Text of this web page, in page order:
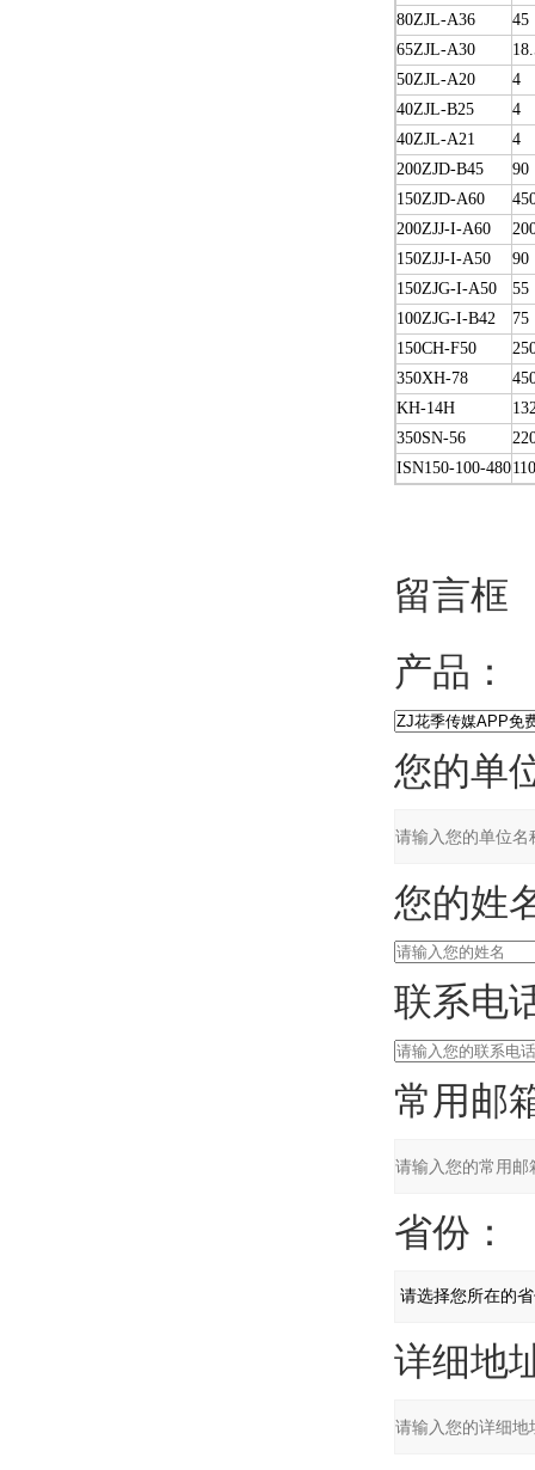
80ZJL-A36
45
65ZJL-A30
50ZJL-A20
4
40ZJL-B25
4
40ZJL-A21
4
200ZJD-B45
90
150ZJD-A60
200ZJJ-I-A60
150ZJJ-I-A50
90
150ZJG-I-A50
55
100ZJG-I-B42
75
150CH-F50
350XH-78
KH-14H
350SN-56
ISN150-100-480110
留言框
产品：
您的单位
您的姓名
联系电话
常用邮箱
省份：
详细地址